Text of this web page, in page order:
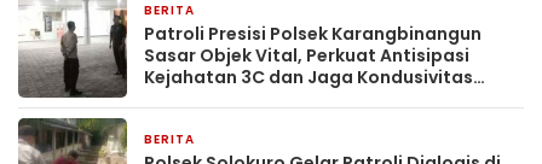
BERITA
Patroli Presisi Polsek Karangbinangun
Sasar Objek Vital, Perkuat Antisipasi
Kejahatan 3C dan Jaga Kondusivitas
BERITA